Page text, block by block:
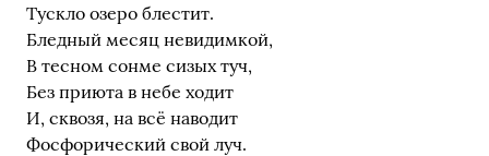
Тускло озеро блестит.
Бледный месяц невидимкой,
В тесном сонме сизых туч,
Без приюта в небе ходит
И, сквозя, на всё наводит
Фосфорический свой луч.